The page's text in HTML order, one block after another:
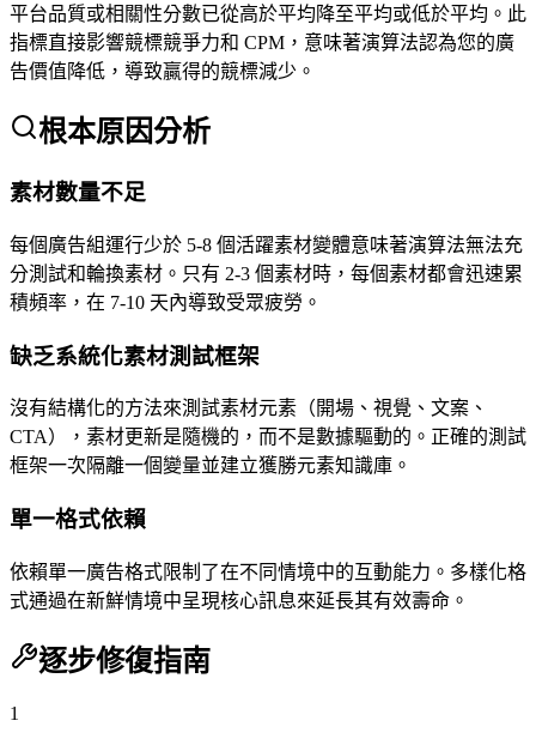
平台品質或相關性分數已從高於平均降至平均或低於平均。此
指標直接影響競標競爭力和 CPM，意味著演算法認為您的廣
告價值降低，導致贏得的競標減少。
根本原因分析
素材數量不足
每個廣告組運行少於 5-8 個活躍素材變體意味著演算法無法充
分測試和輪換素材。只有 2-3 個素材時，每個素材都會迅速累
積頻率，在 7-10 天內導致受眾疲勞。
缺乏系統化素材測試框架
沒有結構化的方法來測試素材元素（開場、視覺、文案、
CTA），素材更新是隨機的，而不是數據驅動的。正確的測試
框架一次隔離一個變量並建立獲勝元素知識庫。
單一格式依賴
依賴單一廣告格式限制了在不同情境中的互動能力。多樣化格
式通過在新鮮情境中呈現核心訊息來延長其有效壽命。
逐步修復指南
1